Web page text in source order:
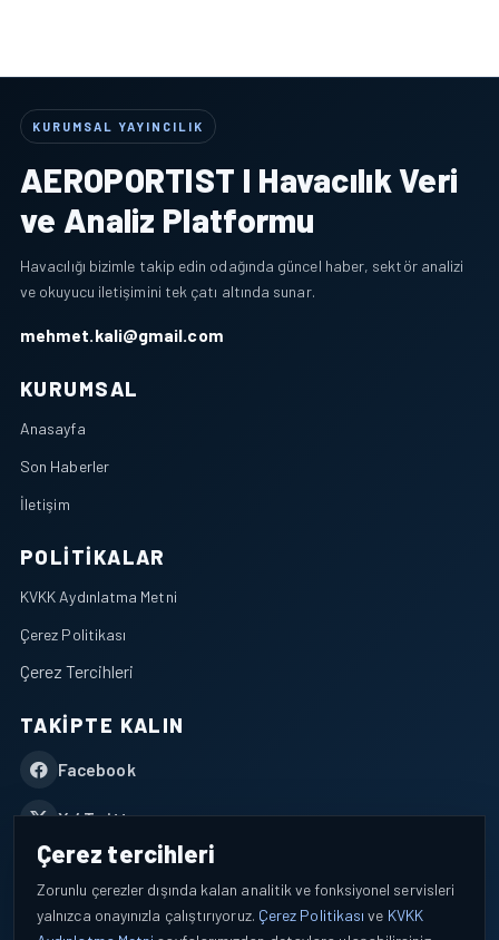
KURUMSAL YAYINCILIK
AEROPORTIST I Havacılık Veri
ve Analiz Platformu
Havacılığı bizimle takip edin odağında güncel haber, sektör analizi
ve okuyucu iletişimini tek çatı altında sunar.
mehmet.kali@gmail.com
KURUMSAL
Anasayfa
Son Haberler
İletişim
POLITIKALAR
KVKK Aydınlatma Metni
Çerez Politikası
Çerez Tercihleri
TAKIPTE KALIN
Facebook
X / Twitter
YouTube
WhatsApp
Çerez tercihleri
Zorunlu çerezler dışında kalan analitik ve fonksiyonel servisleri
yalnızca onayınızla çalıştırıyoruz. Çerez Politikası ve KVKK